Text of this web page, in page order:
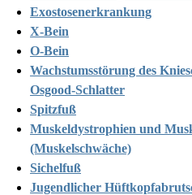
Exostosenerkrankung
X-Bein
O-Bein
Wachstumsstörung des
Osgood-Schlatter
Spitzfuß
Muskeldystrophien und
(Muskelschwäche)
Sichelfuß
Jugendlicher